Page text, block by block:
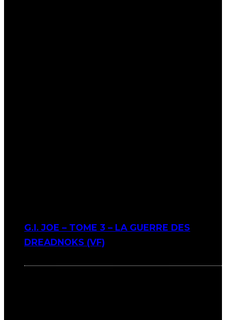
G.I. JOE – TOME 3 – LA GUERRE DES
DREADNOKS (VF)